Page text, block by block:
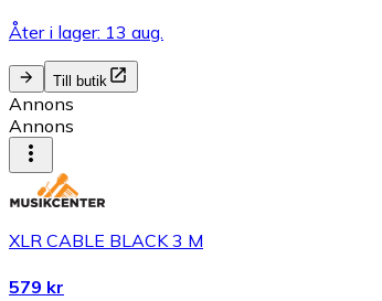
Åter i lager: 13 aug.
Till butik
Annons
Annons
XLR CABLE BLACK 3 M
579 kr